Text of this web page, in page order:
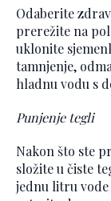
Odaberite
prerežite na
uklonite
tamnjenje,
hladnu vodu s
Punjenje tegli
Nakon što ste
složite u čiste
jednu litru vode